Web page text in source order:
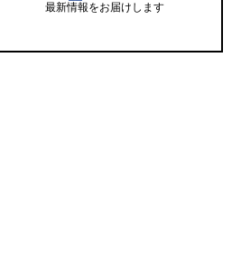
最新情報をお届けします